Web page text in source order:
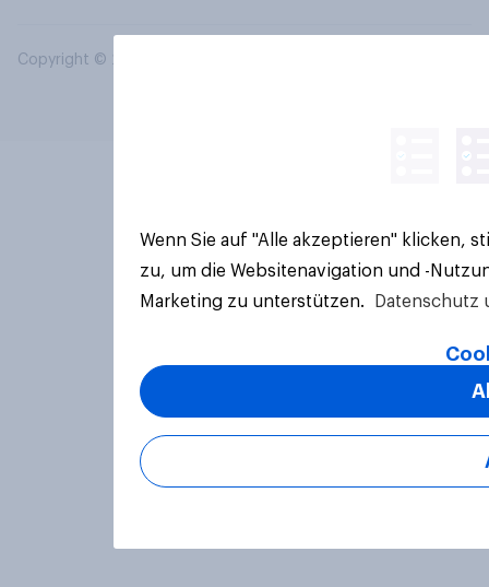
Copyright © 2026 YouGov PLC. Alle Rechte vorbehalten.
Wenn Sie auf "Alle akzeptieren" klicken,
zu, um die Websitenavigation und -
Marketing zu unterstützen.
Datenschutz